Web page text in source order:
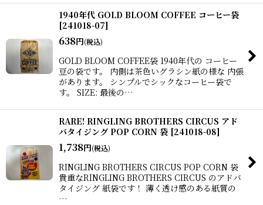
1940年代 GOLD BLOOM COFFEE コーヒー袋
[241018-07]
638円(税込)
GOLD BLOOM COFFEE袋 1940年代の コーヒー
豆の袋です。 内側は茶色いグラシン紙の様な 内張
があります。 シンプルでシックなコーヒー袋で
す。 SIZE: 最後の…
RARE! RINGLING BROTHERS CIRCUS アド
バタイジング POP CORN 袋 [241018-08]
1,738円(税込)
RINGLING BROTHERS CIRCUS POP CORN 袋
貴重なRINGLING BROTHERS CIRCUS のアドバ
タイジング 紙袋です！ 薄く透け感のある紙質の
…